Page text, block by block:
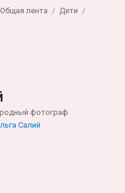
Рубрики
Общая лента Метки
Дети
фотограф
Салий